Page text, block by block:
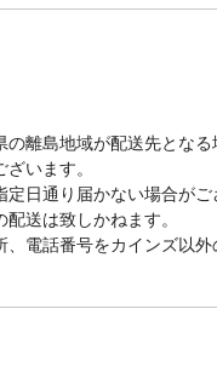
離島地域が配送先とな
います。
日通り届かない場合がご
送は致しかねます。
電話番号をカインズ以